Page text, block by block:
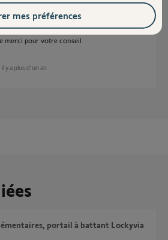
et il semble que ça fonctionne mieux... Je
un retour si jamais le problème se représente.
merci pour votre conseil
il y a plus d'un an
mes préférences